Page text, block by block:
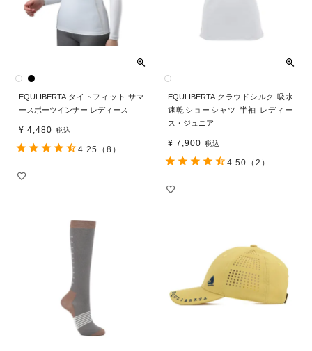
EQULIBERTA タイトフィット サマ
ースポーツインナー レディース
¥ 4,480 税込
4.25 （8）
EQULIBERTA クラウドシルク 吸水
速乾ショーシャツ 半袖 レディー
ス・ジュニア
¥ 7,900 税込
4.50 （2）